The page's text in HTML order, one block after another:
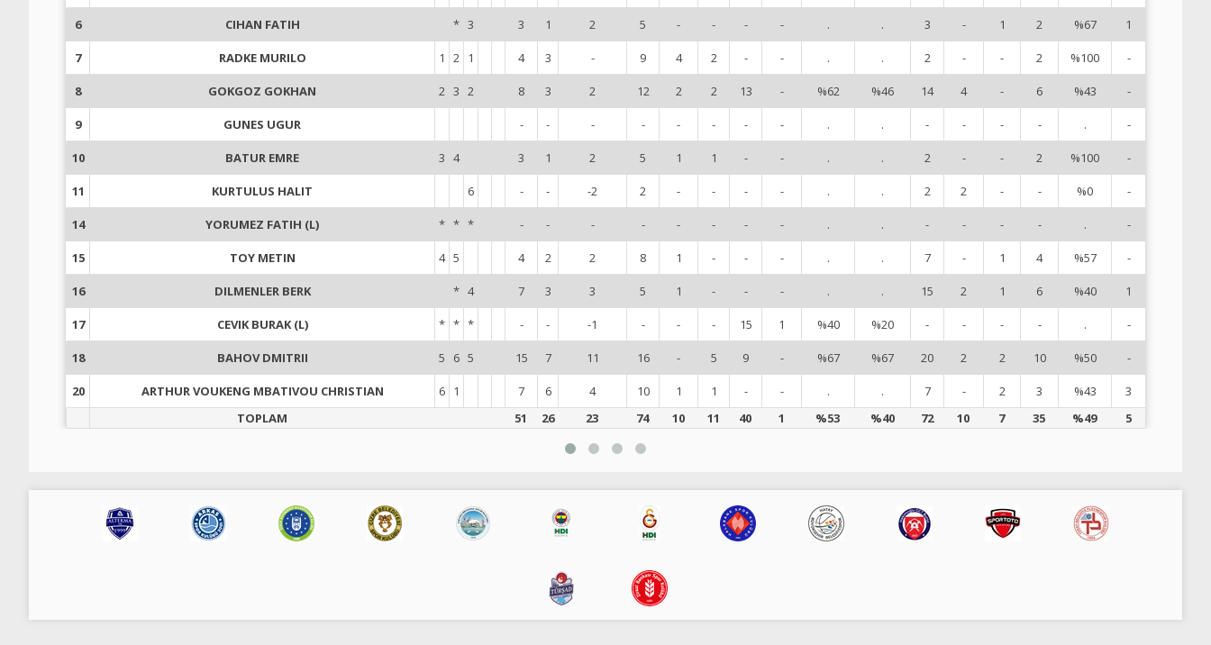
6 CIHAN FATIH * 3 3 1 2 5 - - - - . . 3 - 1 2 %67 1
7 RADKE MURILO 1 2 1 4 3 - 9 4 2 - - . . 2 - - 2 %100 -
8 GOKGOZ GOKHAN 2 3 2 8 3 2 12 2 2 13 - %62 %46 14 4 - 6 %43 -
9 GUNES UGUR - - - - - - - - . . - - - - . -
10 BATUR EMRE 3 4 3 1 2 5 1 1 - - . . 2 - - 2 %100 -
11 KURTULUS HALIT 6 - - -2 2 - - - - . . 2 2 - - %0 -
14 YORUMEZ FATIH (L) * * * - - - - - - - - . . - - - - . -
15 TOY METIN 4 5 4 2 2 8 1 - - - . . 7 - 1 4 %57 -
16 DILMENLER BERK * 4 7 3 3 5 1 - - - . . 15 2 1 6 %40 1
17 CEVIK BURAK (L) * * * - - -1 - - - 15 1 %40 %20 - - - - . -
18 BAHOV DMITRII 5 6 5 15 7 11 16 - 5 9 - %67 %67 20 2 2 10 %50 -
20 ARTHUR VOUKENG MBATIVOU CHRISTIAN 6 1 7 6 4 10 1 1 - - . . 7 - 2 3 %43
3
TOPLAM
51 26 23 74 10 11 40 1 %53 %40 72 10 7 35 %49 5